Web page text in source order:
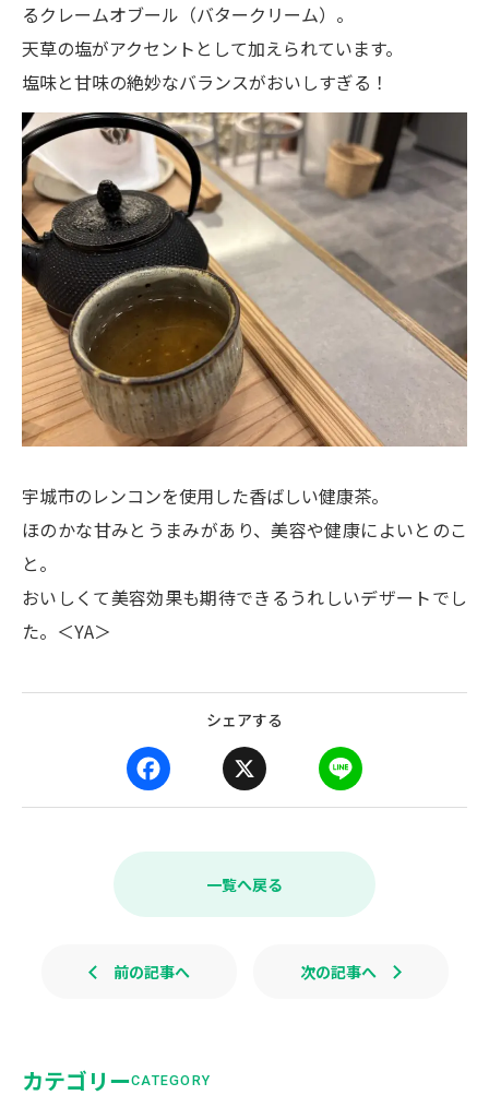
るクレームオブール（バタークリーム）。
天草の塩がアクセントとして加えられています。
塩味と甘味の絶妙なバランスがおいしすぎる！
宇城市のレンコンを使用した香ばしい健康茶。
ほのかな甘みとうまみがあり、美容や健康によいとのこ
と。
おいしくて美容効果も期待できるうれしいデザートでし
た。＜YA＞
シェアする
e
k
e
一覧へ戻る
前の記事へ 次の記事へ
カテゴリーCATEGORY